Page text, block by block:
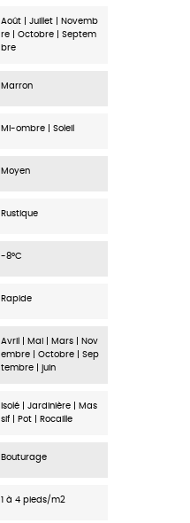
Août | Juillet | Novemb
re | Octobre | Septem
bre
Marron
Mi-ombre | Soleil
Moyen
Rustique
-8°C
Rapide
Avril | Mai | Mars | Nov
embre | Octobre | Sep
tembre | juin
Isolé | Jardinière | Mas
sif | Pot | Rocaille
Bouturage
1 à 4 pieds/m2